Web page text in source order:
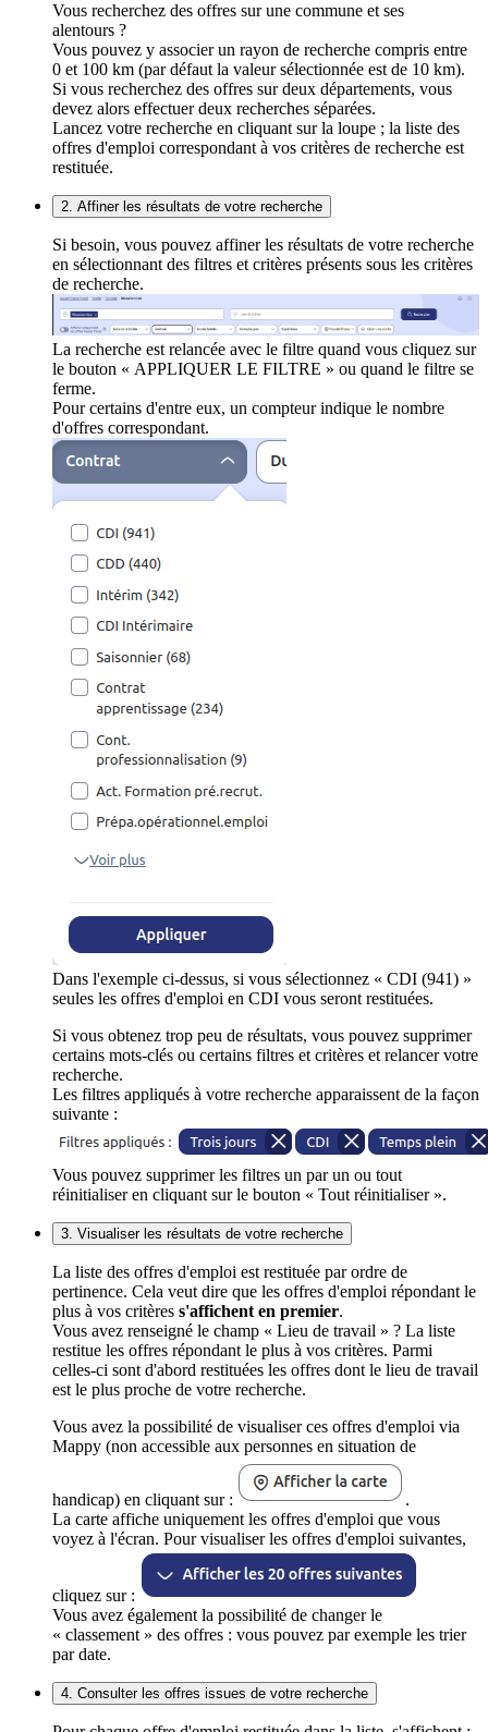
Vous recherchez des offres sur une commune et ses
alentours ?
Vous pouvez y associer un rayon de recherche compris entre
0 et 100 km (par défaut la valeur sélectionnée est de 10 km).
Si vous recherchez des offres sur deux départements, vous
devez alors effectuer deux recherches séparées.
Lancez votre recherche en cliquant sur la loupe ; la liste des
offres d'emploi correspondant à vos critères de recherche est
restituée.
2. Affiner les résultats de votre recherche
Si besoin, vous pouvez affiner les résultats de votre recherche
en sélectionnant des filtres et critères présents sous les critères
de recherche.
La recherche est relancée avec le filtre quand vous cliquez sur
le bouton « APPLIQUER LE FILTRE » ou quand le filtre se
ferme.
Pour certains d'entre eux, un compteur indique le nombre
d'offres correspondant.
Dans l'exemple ci-dessus, si vous sélectionnez « CDI (941) »
seules les offres d'emploi en CDI vous seront restituées.
Si vous obtenez trop peu de résultats, vous pouvez supprimer
certains mots-clés ou certains filtres et critères et relancer votre
recherche.
Les filtres appliqués à votre recherche apparaissent de la façon
suivante :
Vous pouvez supprimer les filtres un par un ou tout
réinitialiser en cliquant sur le bouton « Tout réinitialiser ».
3. Visualiser les résultats de votre recherche
La liste des offres d'emploi est restituée par ordre de
pertinence. Cela veut dire que les offres d'emploi répondant le
plus à vos critères s'affichent en premier.
Vous avez renseigné le champ « Lieu de travail » ? La liste
restitue les offres répondant le plus à vos critères. Parmi
celles-ci sont d'abord restituées les offres dont le lieu de travail
est le plus proche de votre recherche.
Vous avez la possibilité de visualiser ces offres d'emploi via
Mappy (non accessible aux personnes en situation de
handicap) en cliquant sur :
.
La carte affiche uniquement les offres d'emploi que vous
voyez à l'écran. Pour visualiser les offres d'emploi suivantes,
cliquez sur :
Vous avez également la possibilité de changer le
« classement » des offres : vous pouvez par exemple les trier
par date.
4. Consulter les offres issues de votre recherche